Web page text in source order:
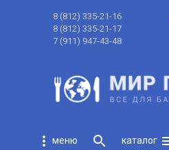
8 (812) 335-21-16
8 (812) 335-21-17
7 (911) 947-43-48
more_vert search